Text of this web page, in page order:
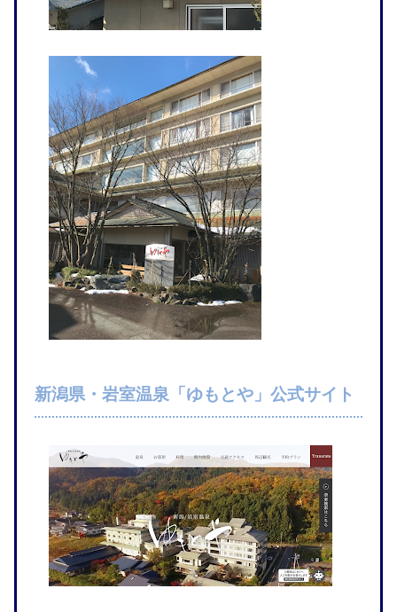
新潟県・岩室温泉「ゆもとや」公式サイト